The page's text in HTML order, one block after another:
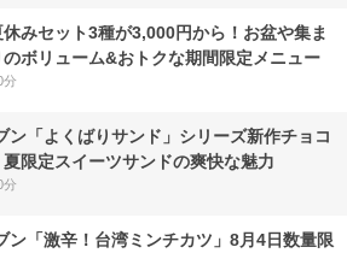
みセット3種が3,000円から！お盆や集ま
のボリューム&おトクな期間限定メニュー
分
ン「よくばりサンド」シリーズ新作チョコ
夏限定スイーツサンドの爽快な魅力
分
ン「激辛！台湾ミンチカツ」8月4日数量限